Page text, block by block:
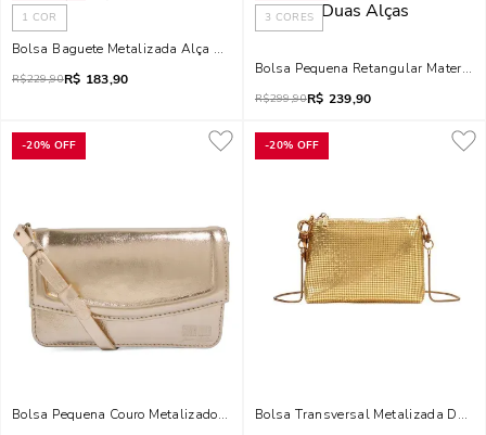
1 COR
Bolsa Baguete Metalizada Alça Dupla Dourada
R$229,90R$ 183,90
3 CORES
Bolsa Pequena Retangular
R$299,90R$ 239,90
-20% OFF
Bolsa Pequena Couro Metalizado Dourado Claro Alça Transversal
-20% OFF
Bolsa Transversal Metalizada